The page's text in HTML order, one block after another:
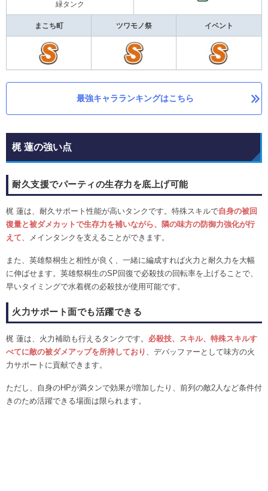
緑タンク
まこち町 ツワモノ祭 イベント
最強キャラランキングはこちら
梶 蓮の強い点
耐久支援でパーティの生存力を底上げ可能
梶 蓮は、耐久サポート性能が高いタンクです。特殊スキルで自身の被回
復量と被ダメカットで生存力を補いながら、隣の味方の防御力強化が行
えて、メインタンクを支えることができます。
また、英雄祭桐生と相性が良く、一緒に編成すれば火力と耐久力を大幅
に伸ばせます。英雄祭桐生のSP回復で必殺技の回転率を上げることで、
早いタイミングで水着梶の必殺技が使用可能です。
火力サポート面でも活躍できる
梶 蓮は、火力補助も行えるタンクです。 必殺技、スキル、特殊スキルす
べてに敵の被ダメアップを所持しており 、デバッファーとして味方の火
力サポートに貢献できます。
ただし、自身のHPが満タンで効果が増加したり、前列の敵2人など条件付
きのため活躍できる場面は限られます。